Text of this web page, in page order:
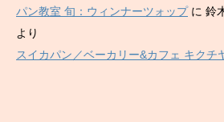
パン教室 旬：ウィンナーツォップに 鈴
より
スイカパン／ベーカリー&カフェ キクチ